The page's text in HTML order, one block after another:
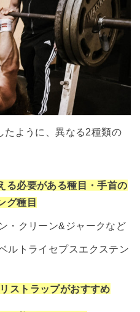
たように、異なる2種類の
る必要がある種目・手首の
グ種目
・クリーン&ジャークなど
ルトライセプスエクステン
ストラップがおすすめ